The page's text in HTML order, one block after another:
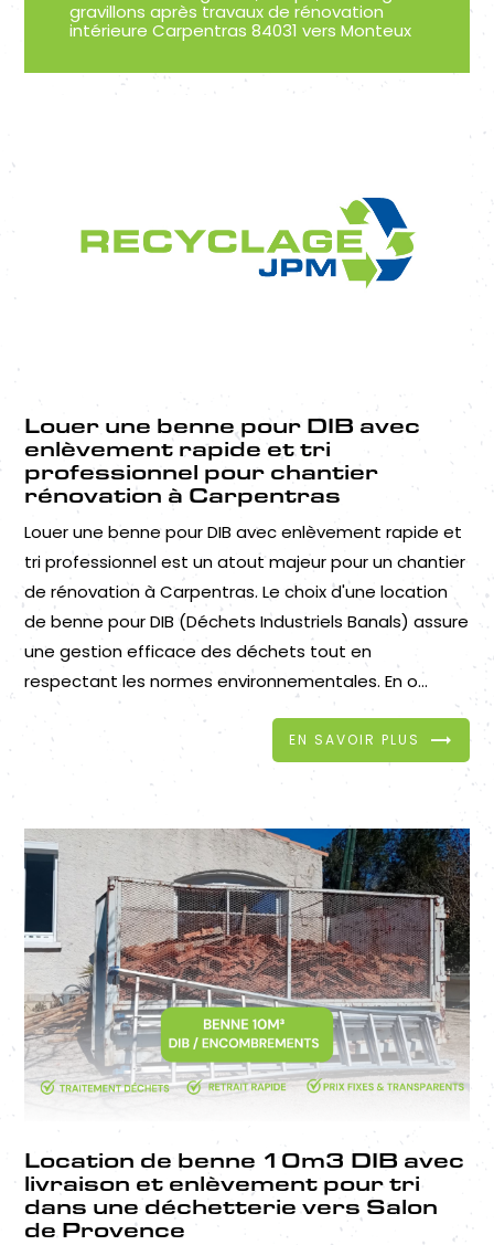
gravillons après travaux de rénovation
intérieure Carpentras 84031 vers Monteux
Louer une benne pour DIB avec
enlèvement rapide et tri
professionnel pour chantier
rénovation à Carpentras
Louer une benne pour DIB avec enlèvement rapide et
tri professionnel est un atout majeur pour un chantier
de rénovation à Carpentras. Le choix d'une location
de benne pour DIB (Déchets Industriels Banals) assure
une gestion efficace des déchets tout en
respectant les normes environnementales. En o...
EN SAVOIR PLUS
Location de benne 10m3 DIB avec
livraison et enlèvement pour tri
dans une déchetterie vers Salon
de Provence